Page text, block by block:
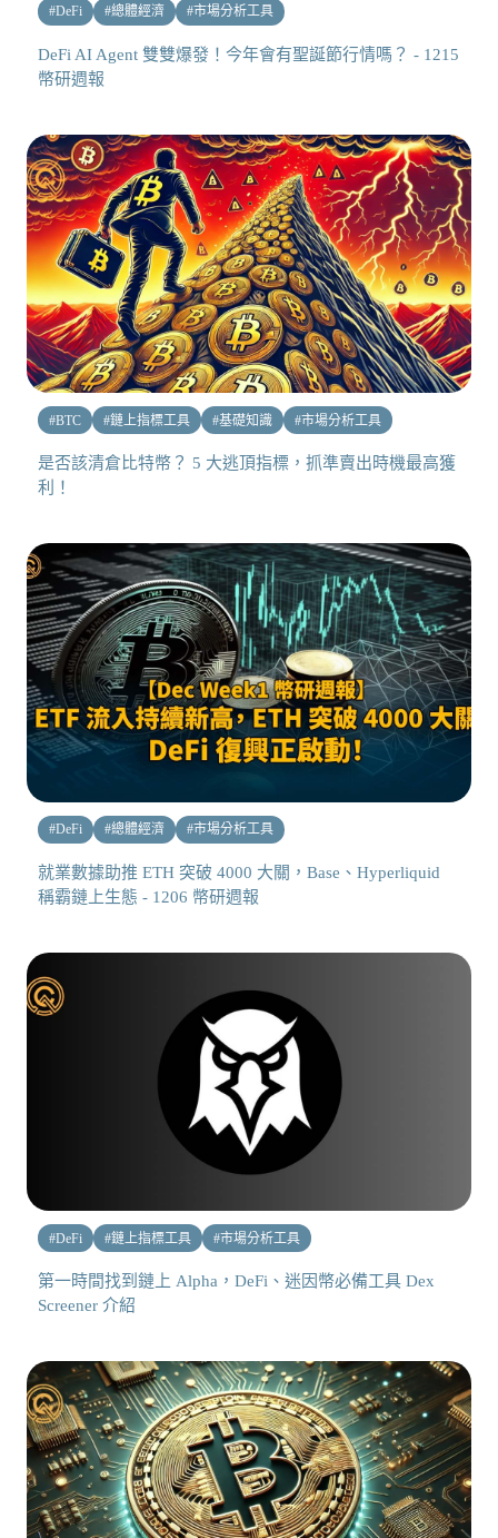
#DeFi #總體經濟 #市場分析工具
DeFi AI Agent 雙雙爆發！今年會有聖誕節行情嗎？ - 1215
幣研週報
#BTC #鏈上指標工具 #基礎知識 #市場分析工具
是否該清倉比特幣？ 5 大逃頂指標，抓準賣出時機最高獲
利！
#DeFi #總體經濟 #市場分析工具
就業數據助推 ETH 突破 4000 大關，Base、Hyperliquid
稱霸鏈上生態 - 1206 幣研週報
#DeFi #鏈上指標工具 #市場分析工具
第一時間找到鏈上 Alpha，DeFi、迷因幣必備工具 Dex
Screener 介紹